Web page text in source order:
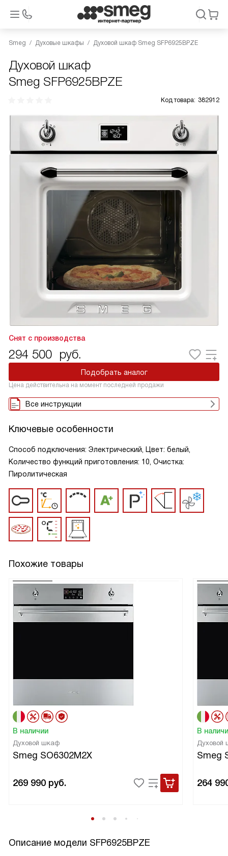
Smeg Духовые шкафы Духовой шкаф Smeg SFP6925BPZE
Духовой шкаф
Smeg SFP6925BPZE
Код товара: 382912
Снят с производства
294 500 руб.
Подобрать аналог
Цена действительна на момент последней продажи
Все инструкции
Ключевые особенности
Способ подключения: Электрический, Цвет: белый,
Количество функций приготовления: 10, Очистка:
Пиролитическая
Похожие товары
В наличии
Духовой шкаф
Smeg SO6302M2X
269 990 руб.
В
Духовой
Smeg
264
Описание модели SFP6925BPZE